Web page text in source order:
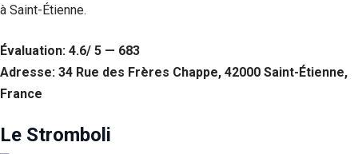
à Saint-Étienne.
Évaluation: 4.6/ 5 — 683
Adresse: 34 Rue des Frères Chappe, 42000 Saint-Étienne,
France
Le Stromboli